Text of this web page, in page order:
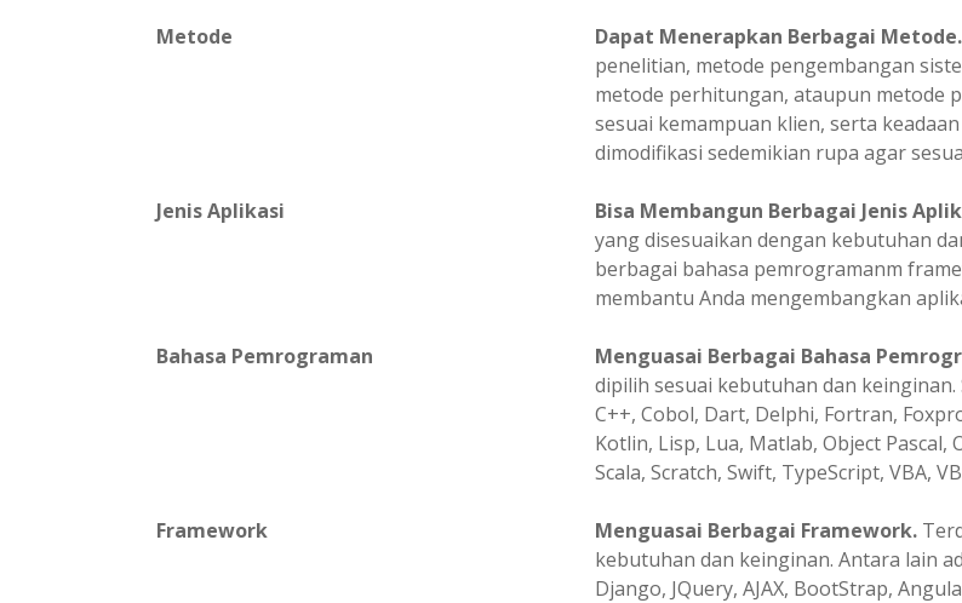
Metode Dapat Menerapkan Berbagai Metode.
penelitian, metode pengembangan
metode perhitungan, ataupun metode
sesuai kemampuan klien, serta
dimodifikasi sedemikian rupa agar
Jenis Aplikasi Bisa Membangun Berbagai Jenis
yang disesuaikan dengan kebutuhan
berbagai bahasa pemrogramanm
membantu Anda mengembangkan
Bahasa Pemrograman Menguasai Berbagai Bahasa
dipilih sesuai kebutuhan dan keinginan.
C++, Cobol, Dart, Delphi, Fortran,
Kotlin, Lisp, Lua, Matlab, Object Pascal,
Scala, Scratch, Swift, TypeScript, VBA,
Framework Menguasai Berbagai Framework.
kebutuhan dan keinginan. Antara lain
Django, JQuery, AJAX, BootStrap,